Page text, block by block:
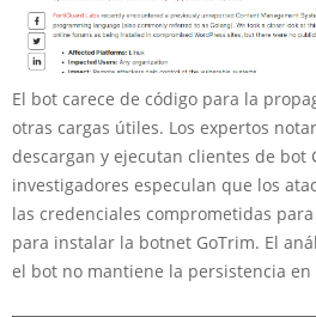
El bot carece de código para la
otras cargas útiles. Los expertos
descargan y ejecutan clientes de bot
investigadores especulan que los
las credenciales comprometidas
para instalar la botnet GoTrim. El
el bot no mantiene la persistencia